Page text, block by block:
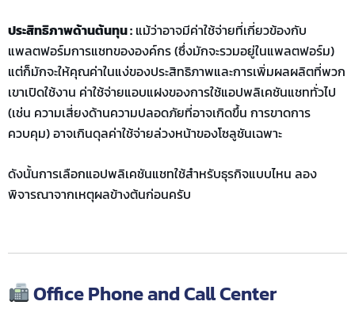
ประสิทธิภาพด้านต้นทุน : แม้ว่าอาจมีค่าใช้จ่ายที่เกี่ยวข้องกับ
แพลตฟอร์มการแชทขององค์กร (ซึ่งมักจะรวมอยู่ในแพลตฟอร์ม)
แต่ก็มักจะให้คุณค่าในแง่ของประสิทธิภาพและการเพิ่มผลผลิตที่พวก
เขาเปิดใช้งาน ค่าใช้จ่ายแอบแฝงของการใช้แอปพลิเคชันแชททั่วไป
(เช่น ความเสี่ยงด้านความปลอดภัยที่อาจเกิดขึ้น การขาดการ
ควบคุม) อาจเกินดุลค่าใช้จ่ายล่วงหน้าของโซลูชันเฉพาะ
ดังนั้นการเลือกแอปพลิเคชันแชทใช้สำหรับธุรกิจแบบไหน ลอง
พิจารณาจากเหตุผลข้างต้นก่อนครับ
Office Phone and Call Center